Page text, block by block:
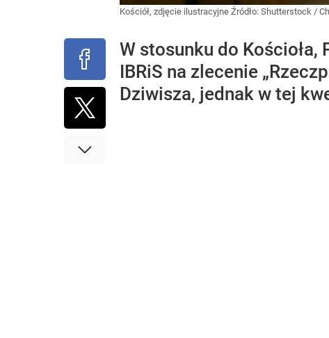
Kościół, zdjęcie ilustracyjne Źródło: Shutterstock /
W stosunku do
IBRiS na zlecenie
Dziwisza, jednak w tej